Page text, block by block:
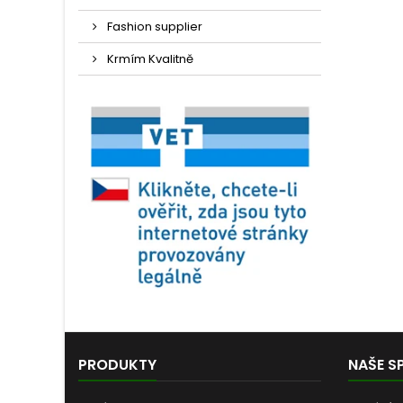
Fashion supplier
Krmím Kvalitně
PRODUKTY NAŠE